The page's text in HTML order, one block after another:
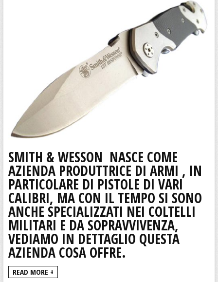
SMITH & WESSON NASCE COME
AZIENDA PRODUTTRICE DI ARMI , IN
PARTICOLARE DI PISTOLE DI VARI
CALIBRI, MA CON IL TEMPO SI SONO
ANCHE SPECIALIZZATI NEI COLTELLI
MILITARI E DA SOPRAVVIVENZA,
VEDIAMO IN DETTAGLIO QUESTA
AZIENDA COSA OFFRE.
READ MORE +